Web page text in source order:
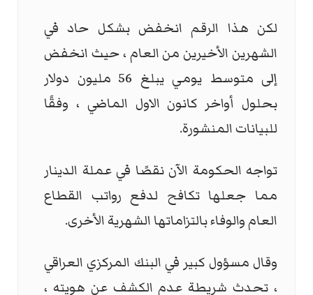
لكن هذا الرقم انخفض بشكل حاد في
الشهرين الأخيرين من العام ، حيث انخفض
إلى متوسط يومي يبلغ 56 مليون دولار
بحلول أواخر كانون الاول الماضي ، وفقًا
للبيانات المنشورة.
تواجه الحكومة الآن نقصًا في عملة الدينار
مما جعلها تكافح لدفع رواتب القطاع
العام والوفاء بالتزاماتها الشهرية الأخرى.
وقال مسؤول كبير في البنك المركزي العراقي
، تحدث شريطة عدم الكشف عن هويته ،